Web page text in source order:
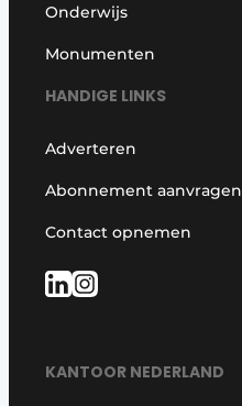
Onderwijs
Monumenten
HANDIGE LINKS
Adverteren
Abonnement aanvragen
Contact opnemen
KANTOOR NEDERLAND